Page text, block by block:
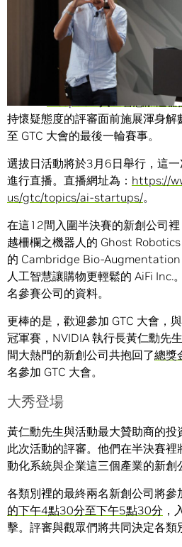
十二間人工智慧新創公司。豐厚獎
月26日至29日在矽谷舉行的 GPU
這是我們第二屆年度 Inception 獎
Inception 人工智慧加速器
持懷疑態度的評審面前施展渾身解
至 GTC 大會的最後一輪賽事。
選拔日活動將於3月6日舉行，這
進行直播。直播網址為： https://
us/gtc/topics/ai-startups/。
在這12間入圍半決賽的新創公司
越柵欄之機器人的 Ghost
的 Cambridge Bio-
人工智慧讓購物更輕鬆的 AiFi Inc.
名參賽公司的資料。
更棒的是，歡迎參加 GTC 大會，
冠軍賽，NVIDIA 執行長黃仁勳先
間大熱門的新創公司共抱回了總獎
名參加 GTC 大會。
大秀登場
黃仁勳先生與活動最大贊助商的
此次活動的評審。他們在半決賽裡
動化系統與企業這三個產業的新創
各類別裡的最終兩名新創公司將參
的下午4點30分至下午5點30分 ，
擊。評審與觀眾們將共同決定各類